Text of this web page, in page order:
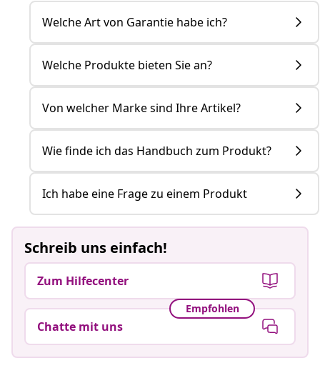
Welche Art von Garantie habe ich?
Welche Produkte bieten Sie an?
Von welcher Marke sind Ihre Artikel?
Wie finde ich das Handbuch zum Produkt?
Ich habe eine Frage zu einem Produkt
Schreib uns einfach!
Zum Hilfecenter
Empfohlen
Chatte mit uns